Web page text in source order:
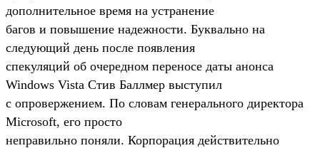
дополнительное время на устранение
багов и повышение надежности. Буквально на
следующий день после появления
спекуляций об очередном переносе даты анонса
Windows Vista Стив Баллмер выступил
с опровержением. По словам генерального директора
Microsoft, его просто
неправильно поняли. Корпорация действительно